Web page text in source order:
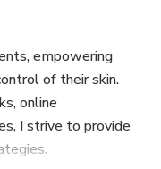
empowering
of their skin.
online
I strive to provide